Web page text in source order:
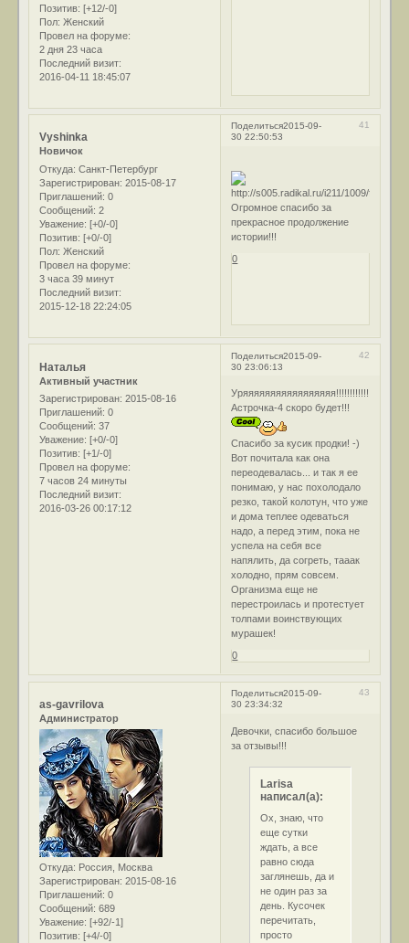
Позитив: [+12/-0]
Пол: Женский
Провел на форуме:
2 дня 23 часа
Последний визит:
2016-04-11 18:45:07
Поделиться 41
2015-09-
30 22:50:53
Vyshinka
Новичок
Откуда: Санкт-Петербург
Зарегистрирован: 2015-08-17
Приглашений: 0
Сообщений: 2
Уважение: [+0/-0]
Позитив: [+0/-0]
Пол: Женский
Провел на форуме:
3 часа 39 минут
Последний визит:
2015-12-18 22:24:05
Огромное спасибо за
прекрасное продолжение
истории!!!
0
Поделиться 42
2015-09-
30 23:06:13
Наталья
Активный участник
Зарегистрирован: 2015-08-16
Приглашений: 0
Сообщений: 37
Уважение: [+0/-0]
Позитив: [+1/-0]
Провел на форуме:
7 часов 24 минуты
Последний визит:
2016-03-26 00:17:12
Астрочка-4 скоро будет!!!
Спасибо за кусик продки! -)
Вот почитала как она
переодевалась... и так я ее
понимаю, у нас похолодало
резко, такой колотун, что уже
и дома теплее одеваться
надо, а перед этим, пока не
успела на себя все
напялить, да согреть, тааак
холодно, прям совсем.
Организма еще не
перестроилась и протестует
толпами воинствующих
мурашек!
0
Поделиться 43
2015-09-
30 23:34:32
as-gavrilova
Администратор
Откуда: Россия, Москва
Зарегистрирован: 2015-08-16
Приглашений: 0
Сообщений: 689
Уважение: [+92/-1]
Позитив: [+4/-0]
Девочки, спасибо большое
за отзывы!!!
Larisa
написал(а):
Ох, знаю, что
еще сутки
ждать, а все
равно сюда
заглянешь, да и
не один раз за
день. Кусочек
перечитать,
просто